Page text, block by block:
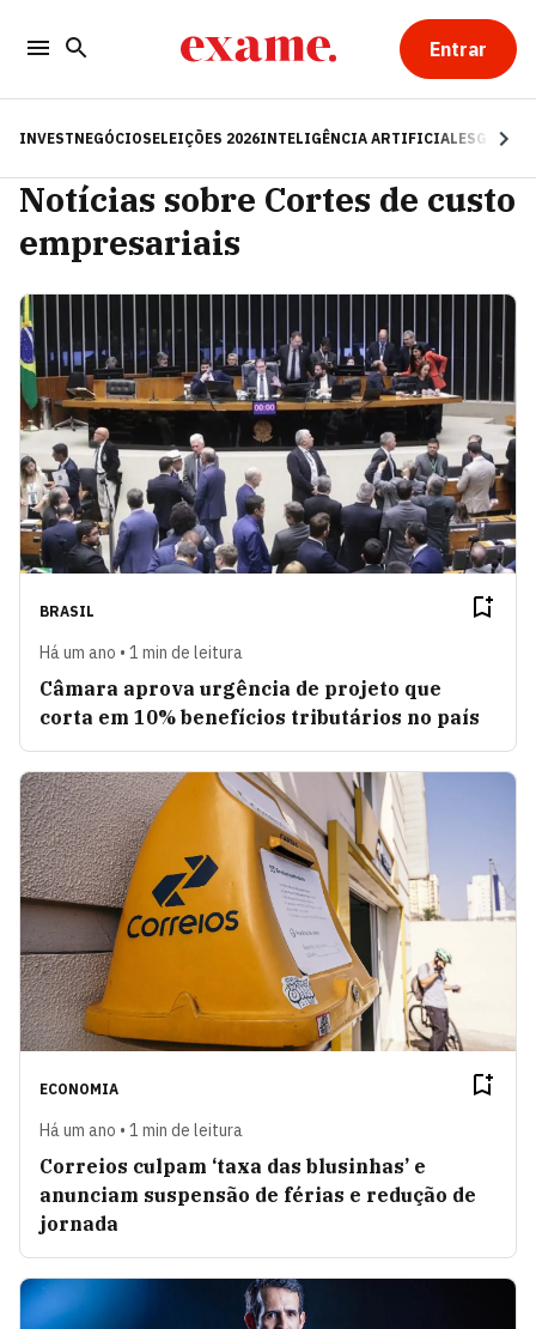
Entrar
INVESTNEGÓCIOSELEIÇÕES 2026INTELIGÊNCIA ARTIFICIALESG
Notícias sobre Cortes de custo
empresariais
BRASIL
Há um ano • 1 min de leitura
Câmara aprova urgência de projeto que
corta em 10% benefícios tributários no país
ECONOMIA
Há um ano • 1 min de leitura
Correios culpam ‘taxa das blusinhas’ e
anunciam suspensão de férias e redução de
jornada